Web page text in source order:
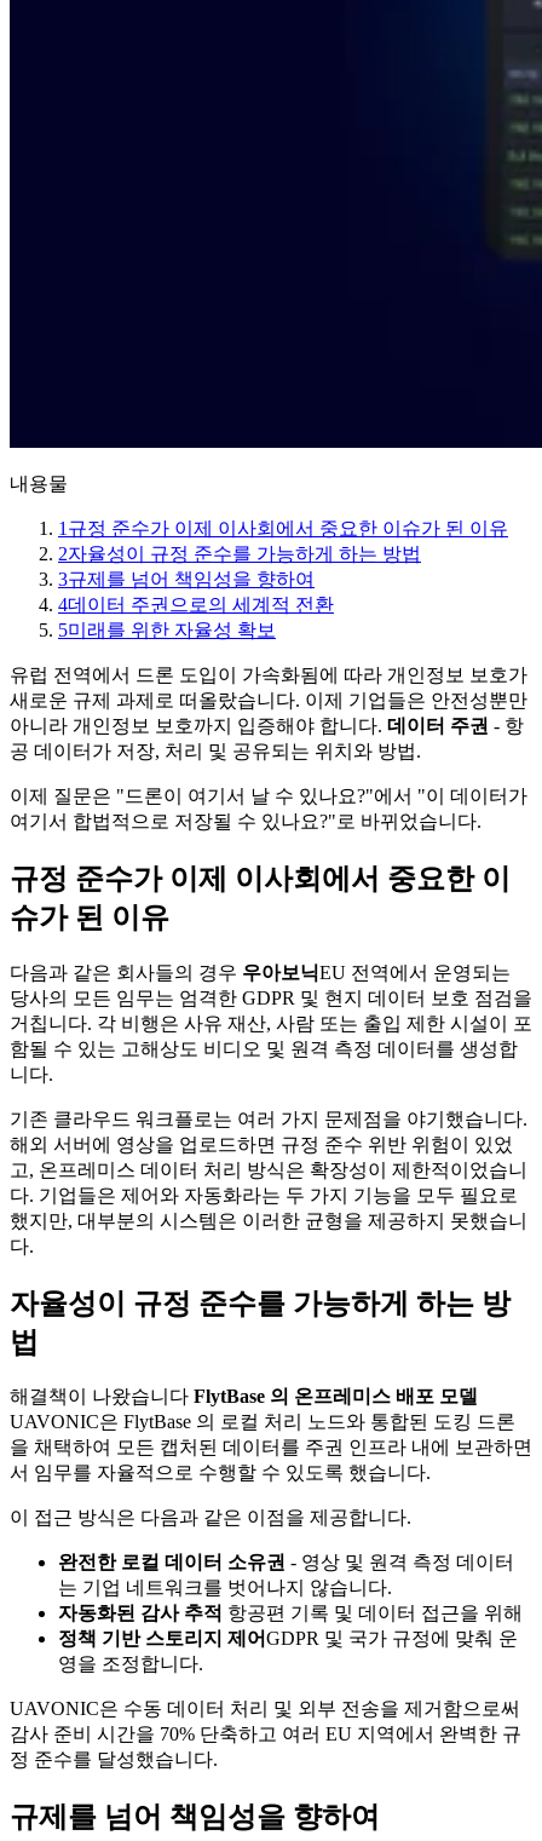
내용물
1 규정 준수가 이제 이사회에서 중요한 이슈가 된 이유
2자율성이 규정 준수를 가능하게 하는 방법
3규제를 넘어 책임성을 향하여
4데이터 주권으로의 세계적 전환
5미래를 위한 자율성 확보
유럽 ​​전역에서 드론 도입이 가속화됨에 따라 개인정보 보호가
새로운 규제 과제로 떠올랐습니다. 이제 기업들은 안전성뿐만
아니라 개인정보 보호까지 입증해야 합니다. 데이터 주권 - 항
공 데이터가 저장, 처리 및 공유되는 위치와 방법.
이제 질문은 "드론이 여기서 날 수 있나요?"에서 "이 데이터가
여기서 합법적으로 저장될 수 있나요?"로 바뀌었습니다.
규정 준수가 이제 이사회에서 중요한 이
슈가 된 이유
다음과 같은 회사들의 경우 우아보닉EU 전역에서 운영되는
당사의 모든 임무는 엄격한 GDPR 및 현지 데이터 보호 점검을
거칩니다. 각 비행은 사유 재산, 사람 또는 출입 제한 시설이 포
함될 수 있는 고해상도 비디오 및 원격 측정 데이터를 생성합
니다.
기존 클라우드 워크플로는 여러 가지 문제점을 야기했습니다.
해외 서버에 영상을 업로드하면 규정 준수 위반 위험이 있었
고, 온프레미스 데이터 처리 방식은 확장성이 제한적이었습니
다. 기업들은 제어와 자동화라는 두 가지 기능을 모두 필요로
했지만, 대부분의 시스템은 이러한 균형을 제공하지 못했습니
다.
자율성이 규정 준수를 가능하게 하는 방
법
해결책이 나왔습니다 FlytBase 의 온프레미스 배포 모델
UAVONIC은 FlytBase 의 로컬 처리 노드와 통합된 도킹 드론
을 채택하여 모든 캡처된 데이터를 주권 ​​인프라 내에 보관하면
서 임무를 자율적으로 수행할 수 있도록 했습니다.
이 접근 방식은 다음과 같은 이점을 제공합니다.
완전한 로컬 데이터 소유권 - 영상 및 원격 측정 데이터
는 기업 네트워크를 벗어나지 않습니다.
자동화된 감사 추적 항공편 기록 및 데이터 접근을 위해
정책 기반 스토리지 제어GDPR 및 국가 규정에 맞춰 운
영을 조정합니다.
UAVONIC은 수동 데이터 처리 및 외부 전송을 제거함으로써
감사 준비 시간을 70% 단축하고 여러 EU 지역에서 완벽한 규
정 준수를 달성했습니다.
규제를 넘어 책임성을 향하여